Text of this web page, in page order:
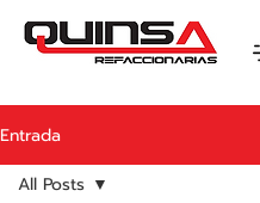
Entrada
All Posts